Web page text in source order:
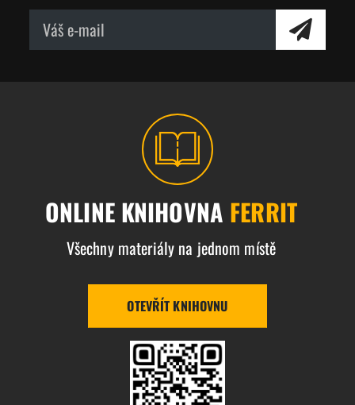
ONLINE KNIHOVNA FERRIT
Všechny materiály na jednom místě
OTEVŘÍT KNIHOVNU